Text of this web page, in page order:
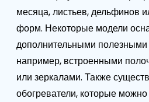
месяца, листьев, дельфинов
форм. Некоторые модели
дополнительными
например, встроенными
или зеркалами. Также
обогреватели, которые